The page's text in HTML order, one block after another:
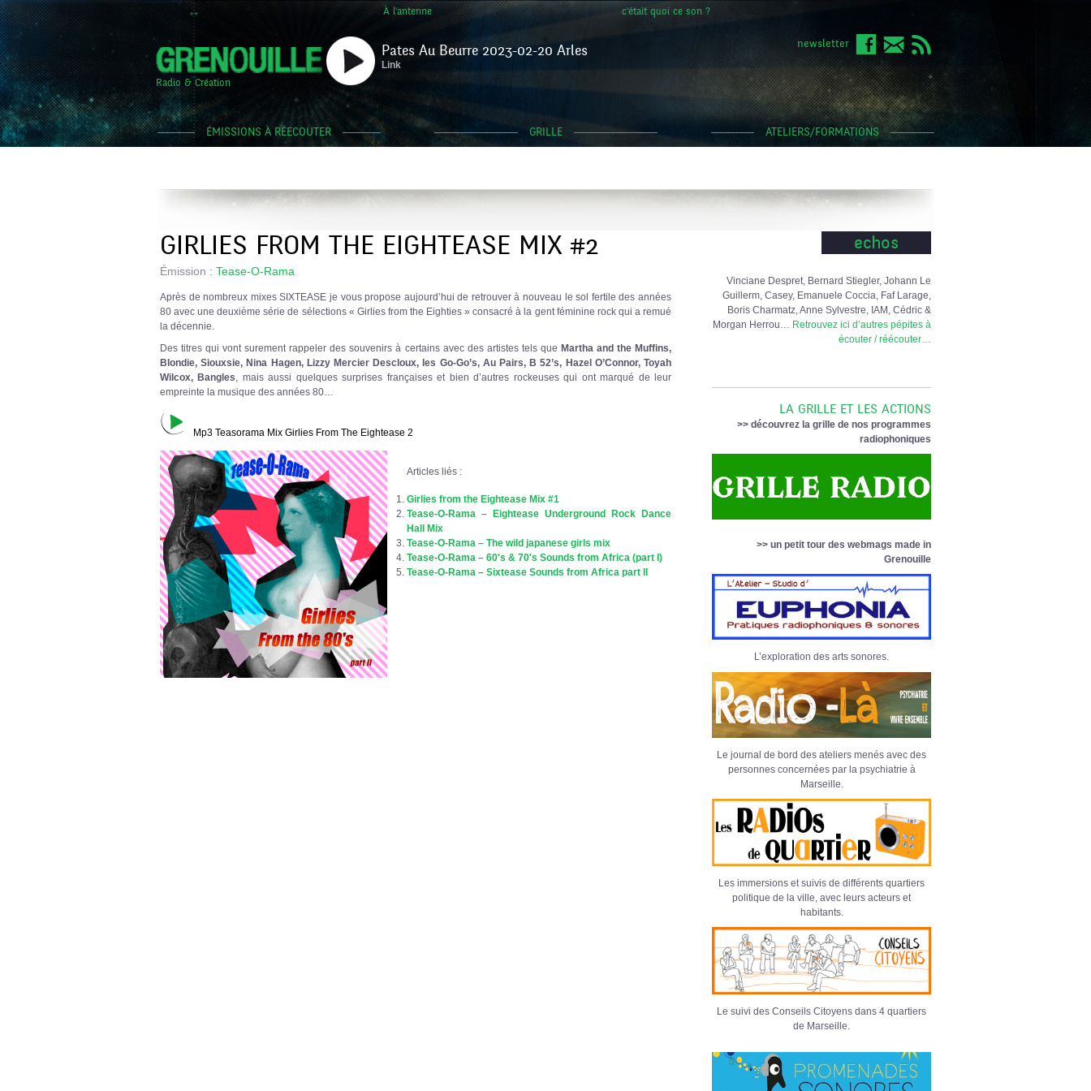
À l'antenne c'était quoi ce son ?
Radio & Création
Pates Au Beurre 2023-02-20 Arles
Link
newsletter
ÉMISSIONS À RÉECOUTER GRILLE ATELIERS/FORMATIONS
GIRLIES FROM THE EIGHTEASE MIX #2
Émission : Tease-O-Rama
Après de nombreux mixes SIXTEASE je vous propose aujourd’hui de retrouver à nouveau le sol fertile des années
80 avec une deuxième série de sélections « Girlies from the Eighties » consacré à la gent féminine rock qui a remué
la décennie.
Des titres qui vont surement rappeler des souvenirs à certains avec des artistes tels que Martha and the Muffins,
Blondie, Siouxsie, Nina Hagen, Lizzy Mercier Descloux, les Go-Go’s, Au Pairs, B 52’s, Hazel O’Connor, Toyah
Wilcox, Bangles
, mais aussi quelques surprises françaises et bien d’autres rockeuses qui ont marqué de leur
empreinte la musique des années 80…
Mp3 Teasorama Mix Girlies From The Eightease 2
Articles liés :
Girlies from the Eightease Mix #1
Tease-O-Rama – Eightease Underground Rock Dance
Hall Mix
Tease-O-Rama – The wild japanese girls mix
Tease-O-Rama – 60′s & 70′s Sounds from Africa (part I)
Tease-O-Rama – Sixtease Sounds from Africa part II
echos
Vinciane Despret, Bernard Stiegler, Johann Le
Guillerm, Casey, Emanuele Coccia, Faf Larage,
Boris Charmatz, Anne Sylvestre, IAM, Cédric &
Morgan Herrou… Retrouvez ici d’autres pépites à
écouter / réécouter…
LA GRILLE ET LES ACTIONS
>> découvrez la grille de nos programmes
radiophoniques
>> un petit tour des webmags made in
Grenouille
L’exploration des arts sonores.
Le journal de bord des ateliers menés avec des
personnes concernées par la psychiatrie à
Marseille.
Les immersions et suivis de différents quartiers
politique de la ville, avec leurs acteurs et
habitants.
Le suivi des Conseils Citoyens dans 4 quartiers
de Marseille.